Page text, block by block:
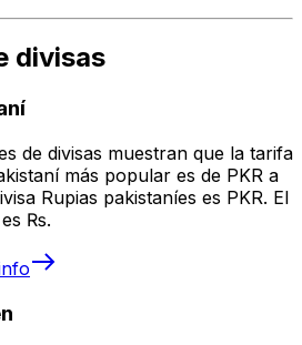
divisas
de divisas muestran que la tarifa
más popular es de PKR a
Rupias pakistaníes es PKR. El
es ₨.